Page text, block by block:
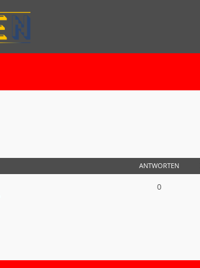
ANTWORTEN
0